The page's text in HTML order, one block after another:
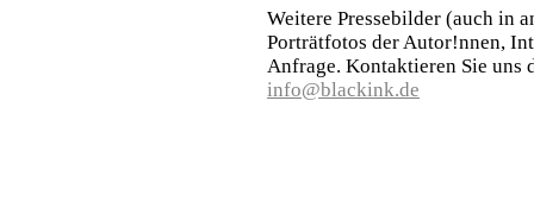
Weitere Pressebilder (auch in
Porträtfotos der Autor!nnen,
Anfrage. Kontaktieren Sie uns
info@blackink.de